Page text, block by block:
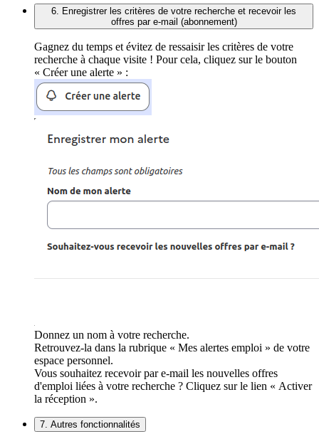
6. Enregistrer les critères de votre recherche et recevoir les
offres par e-mail (abonnement)
Gagnez du temps et évitez de ressaisir les critères de votre
recherche à chaque visite ! Pour cela, cliquez sur le bouton
« Créer une alerte » :
Donnez un nom à votre recherche.
Retrouvez-la dans la rubrique « Mes alertes emploi » de votre
espace personnel.
Vous souhaitez recevoir par e-mail les nouvelles offres
d'emploi liées à votre recherche ? Cliquez sur le lien « Activer
la réception ».
7. Autres fonctionnalités